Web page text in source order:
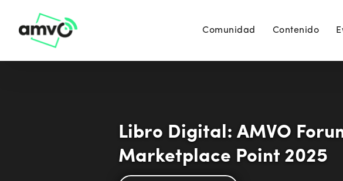
Comunidad Contenido
Libro Digital: AMVO
Marketplace Point 2025